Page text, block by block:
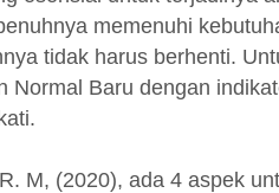
memenuhi
tidak harus berhenti.
Normal Baru dengan
M, (2020), ada 4 aspek